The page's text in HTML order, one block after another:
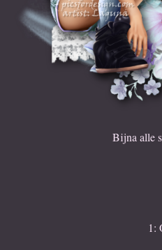
Bijna alle
1: